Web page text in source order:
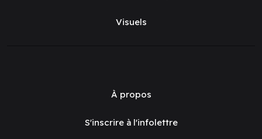
Visuels
À propos
S'inscrire à l'infolettre